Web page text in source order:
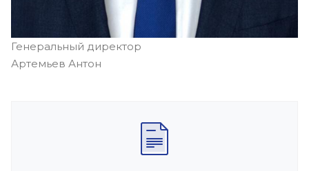
Генеральный директор
Артемьев Антон